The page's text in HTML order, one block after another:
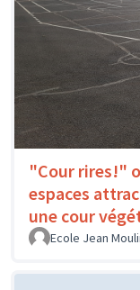
"Cour rires!"
espaces
une cour
Ecole Jean